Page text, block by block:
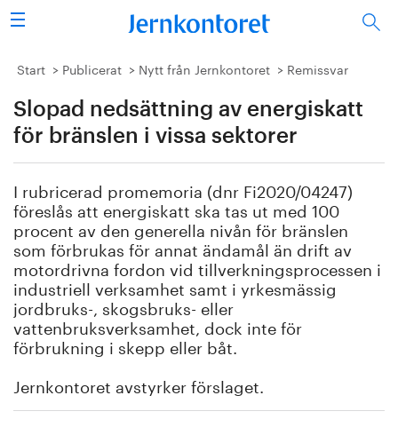
Sök
Stålindustrin
Vision 2050
Energi/miljö
Vi tycker
Publicerat
Bildbank
Om oss
Start Publicerat Nytt från Jernkontoret Remissvar
Slopad nedsättning av energiskatt
för bränslen i vissa sektorer
I rubricerad promemoria (dnr Fi2020/04247)
föreslås att energiskatt ska tas ut med 100
procent av den generella nivån för bränslen
som förbrukas för annat ändamål än drift av
motordrivna fordon vid tillverkningsprocessen i
industriell verksamhet samt i yrkesmässig
jordbruks-, skogsbruks- eller
vattenbruksverksamhet, dock inte för
förbrukning i skepp eller båt.
Jernkontoret avstyrker förslaget.